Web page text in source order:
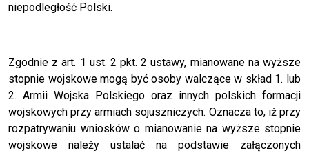
niepodległość Polski.
Zgodnie z art. 1 ust. 2 pkt. 2 ustawy, mianowane na wyższe
stopnie wojskowe mogą być osoby walczące w skład 1. lub
2. Armii Wojska Polskiego oraz innych polskich formacji
wojskowych przy armiach sojuszniczych. Oznacza to, iż przy
rozpatrywaniu wniosków o mianowanie na wyższe stopnie
wojskowe należy ustalać na podstawie załączonych